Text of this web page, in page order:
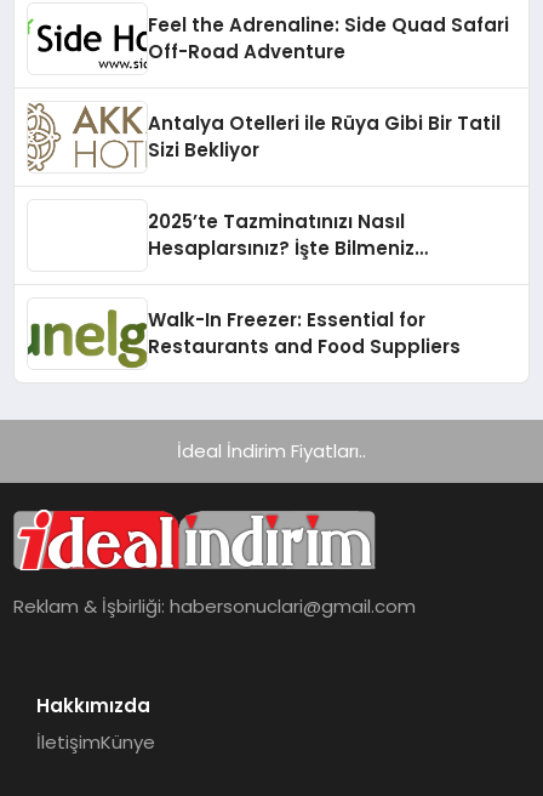
Feel the Adrenaline: Side Quad Safari
Off-Road Adventure
Antalya Otelleri ile Rüya Gibi Bir Tatil
Sizi Bekliyor
2025’te Tazminatınızı Nasıl
Hesaplarsınız? İşte Bilmeniz
Walk-In Freezer: Essential for
Restaurants and Food Suppliers
İdeal İndirim Fiyatları..
Reklam & İşbirliği:habersonuclari@gmail.com
Hakkımızda
İletişimKünye